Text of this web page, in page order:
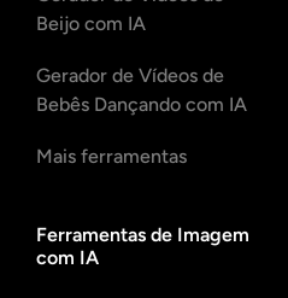
Beijo com IA
Gerador de Vídeos de
Bebês Dançando com IA
Mais ferramentas
Ferramentas de Imagem
com IA